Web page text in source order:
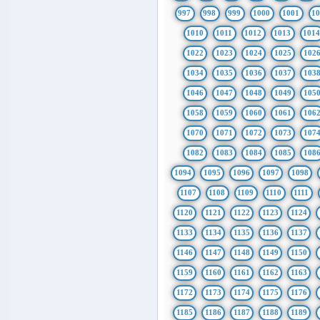
997 998 999 1000 1001
1010 1011 1012 1013 1014
1022 1023 1024 1025 1026
1034 1035 1036 1037 1038
1046 1047 1048 1049 1050
1058 1059 1060 1061 1062
1070 1071 1072 1073 1074
1082 1083 1084 1085 1086
1094 1095 1096 1097 1098
1107 1108 1109 1110 1111
1120 1121 1122 1123 1124
1133 1134 1135 1136 1137
1146 1147 1148 1149 1150
1159 1160 1161 1162 1163
1172 1173 1174 1175 1176
1185 1186 1187 1188 1189